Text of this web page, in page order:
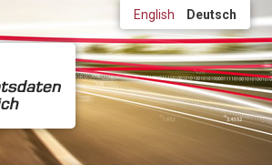
English Deutsch